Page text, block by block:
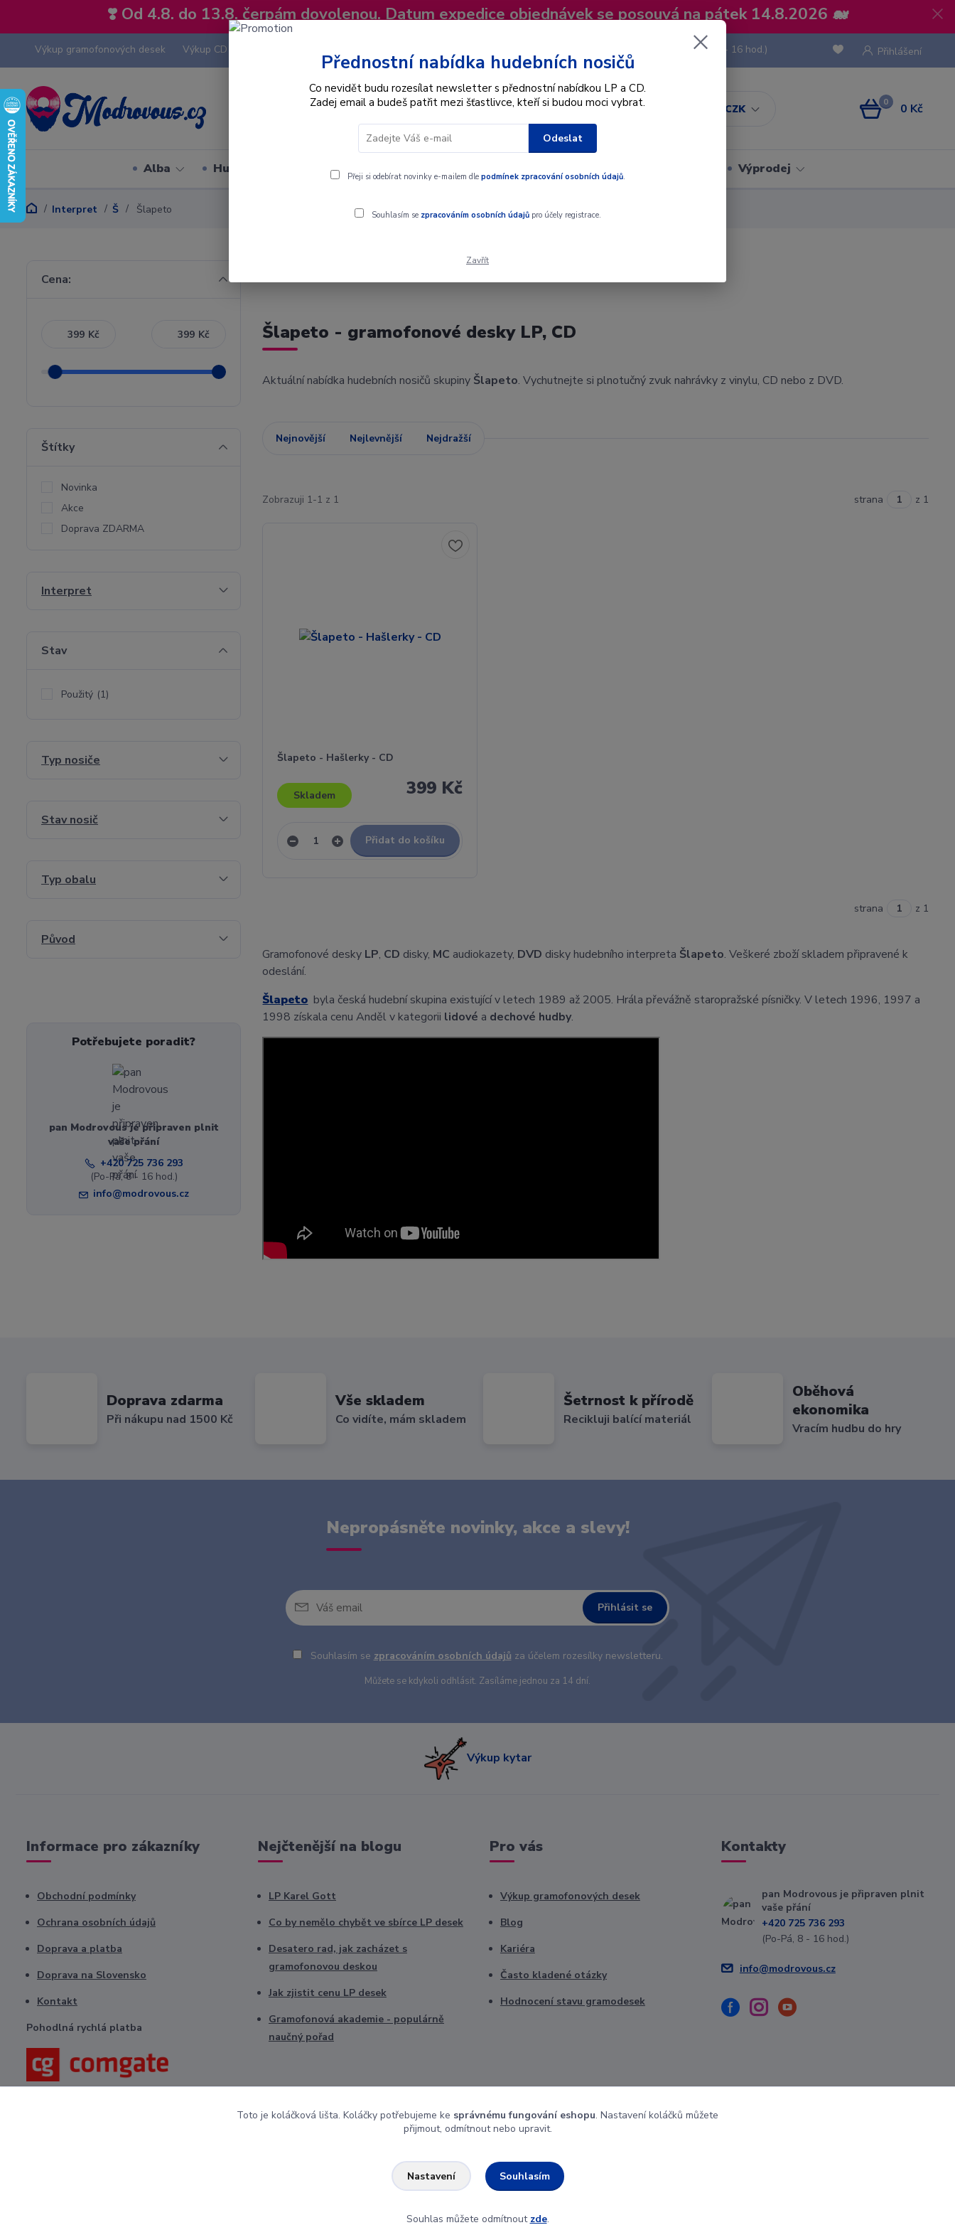
❣️ Od 4.8. do 13.8. čerpám dovolenou. Datum expedice objednávek se posouvá na pátek 14.8.2026 🐋
Výkup gramofonových desek Výkup CD
CZK
Přihlášení
Hledat
(Po-Pá, 8 - 16 hod.)
0 0 Kč
Alba Hudební styly Interpret Dárkové poukazy Výprodej
Interpret Š Šlapeto
Šlapeto - gramofonové desky LP, CD
Aktuální nabídka hudebních nosičů skupiny Šlapeto. Vychutnejte si plnotučný zvuk nahrávky z vinylu, CD nebo z DVD.
Nejnovější Nejlevnější Nejdražší
Zobrazuji 1-1 z 1 strana z 1
Šlapeto - Hašlerky - CD
399 Kč
Skladem
Přidat do košíku
strana z 1
Gramofonové desky LP, CD disky, MC audiokazety, DVD disky hudebního interpreta Šlapeto. Veškeré zboží skladem připravené k
odeslání.
Šlapeto byla česká hudební skupina existující v letech 1989 až 2005. Hrála převážně staropražské písničky. V letech 1996, 1997 a
1998 získala cenu Anděl v kategorii lidové a dechové hudby.
Cena:
Kč Kč
Štítky
Novinka
Akce
Doprava ZDARMA
Interpret
Stav
Použitý (1)
Typ nosiče
Stav nosič
Typ obalu
Původ
Potřebujete poradit?
pan Modrovous je připraven plnit
vaše přání
+420 725 736 293
(Po-Pá, 8 - 16 hod.)
info@modrovous.cz
Doprava zdarma
Při nákupu nad 1500 Kč
Vše skladem
Co vidíte, mám skladem
Šetrnost k přírodě
Recikluji balící materiál
Oběhová
ekonomika
Vracím hudbu do hry
Nepropásněte novinky, akce a slevy!
Přihlásit se
Souhlasím se zpracováním osobních údajů za účelem rozesílky newsletteru.
Můžete se kdykoli odhlásit. Zasíláme jednou za 14 dní.
Výkup kytar
Informace pro zákazníky
Obchodní podmínky
Ochrana osobních údajů
Doprava a platba
Doprava na Slovensko
Kontakt
Pohodlná rychlá platba
Nejčtenější na blogu
LP Karel Gott
Co by nemělo chybět ve sbírce LP desek
Desatero rad, jak zacházet s
gramofonovou deskou
Jak zjistit cenu LP desek
Gramofonová akademie - populárně
naučný pořad
Pro vás
Výkup gramofonových desek
Blog
Kariéra
Často kladené otázky
Hodnocení stavu gramodesek
Kontakty
pan Modrovous je připraven plnit
vaše přání
+420 725 736 293
(Po-Pá, 8 - 16 hod.)
info@modrovous.cz
Přednostní nabídka hudebních nosičů
Co nevidět budu rozesílat newsletter s přednostní nabídkou LP a CD.
Zadej email a budeš patřit mezi šťastlivce, kteří si budou moci vybrat.
Odeslat
Přeji si odebírat novinky e-mailem dle podmínek zpracování osobních údajů.
Souhlasím se zpracováním osobních údajůpro účely registrace.
Zavřít
Toto je koláčková lišta. Koláčky potřebujeme ke správnému fungování eshopu. Nastavení koláčků můžete
přijmout, odmítnout nebo upravit.
Nastavení Souhlasím
Souhlas můžete odmítnout zde.